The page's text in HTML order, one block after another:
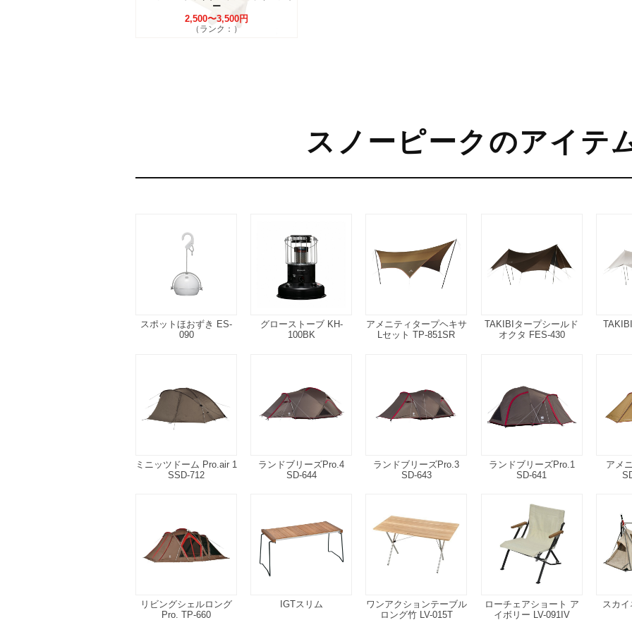
ー
2,500〜3,500円
（ランク：）
スノーピークのアイテ
スポットほおずき ES-
090
グローストーブ KH-
100BK
アメニティタープヘキサ
Lセット TP-851SR
TAKIBIタープシールド
オクタ FES-430
ミニッツドーム Pro.air 1
SSD-712
ランドブリーズPro.4
SD-644
ランドブリーズPro.3
SD-643
ランドブリーズPro.1
SD-641
アメ
リビングシェルロング
Pro. TP-660
IGTスリム
ワンアクションテーブル
ロング竹 LV-015T
ローチェアショート ア
イボリー LV-091IV
スカ